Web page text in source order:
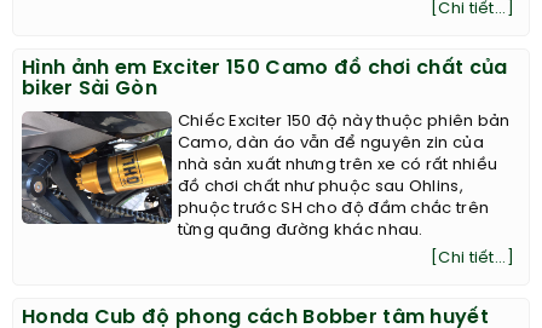
[Chi tiết...]
Hình ảnh em Exciter 150 Camo đồ chơi chất của
biker Sài Gòn
Chiếc Exciter 150 độ này thuộc phiên bản
Camo, dàn áo vẫn để nguyên zin của
nhà sản xuất nhưng trên xe có rất nhiều
đồ chơi chất như phuộc sau Ohlins,
phuộc trước SH cho độ đầm chắc trên
từng quãng đường khác nhau.
[Chi tiết...]
Honda Cub độ phong cách Bobber tâm huyết